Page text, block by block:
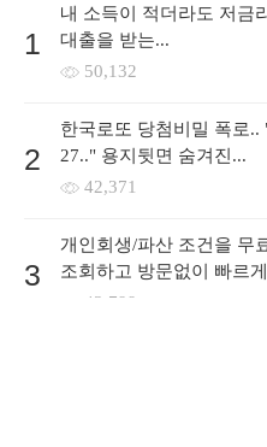
1
내 소득이 적더라도 저금
대출을 받는...
50,132
2
한국로또 당첨비밀 폭로..
27.." 용지뒷면 숨겨진...
42,371
3
개인회생/파산 조건을 무
조회하고 방문없이 빠르
43,799